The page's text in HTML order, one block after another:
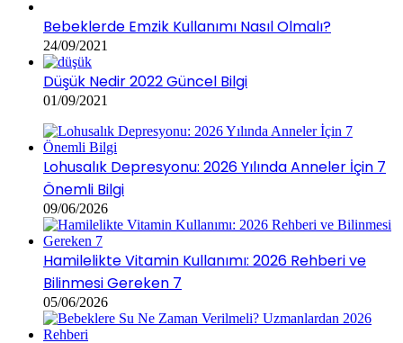
Bebeklerde Emzik Kullanımı Nasıl Olmalı?
24/09/2021
Düşük Nedir 2022 Güncel Bilgi
01/09/2021
Lohusalık Depresyonu: 2026 Yılında Anneler İçin 7
Önemli Bilgi
09/06/2026
Hamilelikte Vitamin Kullanımı: 2026 Rehberi ve
Bilinmesi Gereken 7
05/06/2026